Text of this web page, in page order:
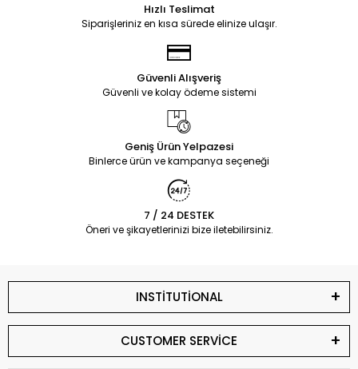
Hızlı Teslimat
Siparişleriniz en kısa sürede elinize ulaşır.
Güvenli Alışveriş
Güvenli ve kolay ödeme sistemi
Geniş Ürün Yelpazesi
Binlerce ürün ve kampanya seçeneği
7 / 24 DESTEK
Öneri ve şikayetlerinizi bize iletebilirsiniz.
INSTİTUTİONAL
CUSTOMER SERVİCE